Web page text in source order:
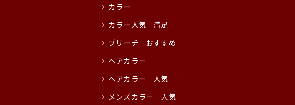
カラー
カラー人気 満足
ブリーチ おすすめ
ヘアカラー
ヘアカラー 人気
メンズカラー 人気